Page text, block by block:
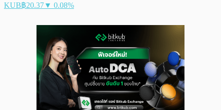
KUB฿20.37▼ 0.08%